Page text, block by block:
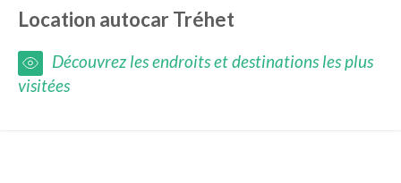
Location autocarTréhet
Découvrez les endroits et destinations les plus
visitées